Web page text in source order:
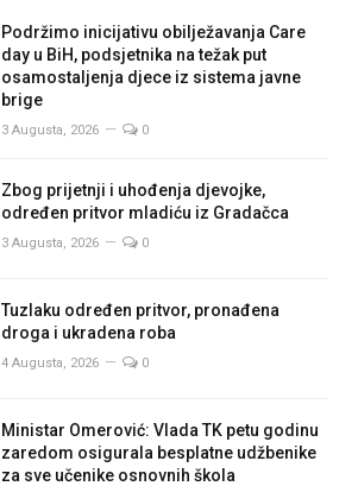
Podržimo inicijativu obilježavanja Care
day u BiH, podsjetnika na težak put
osamostaljenja djece iz sistema javne
brige
3 Augusta, 2026 0
Zbog prijetnji i uhođenja djevojke,
određen pritvor mladiću iz Gradačca
3 Augusta, 2026 0
Tuzlaku određen pritvor, pronađena
droga i ukradena roba
4 Augusta, 2026 0
Ministar Omerović: Vlada TK petu godinu
zaredom osigurala besplatne udžbenike
za sve učenike osnovnih škola